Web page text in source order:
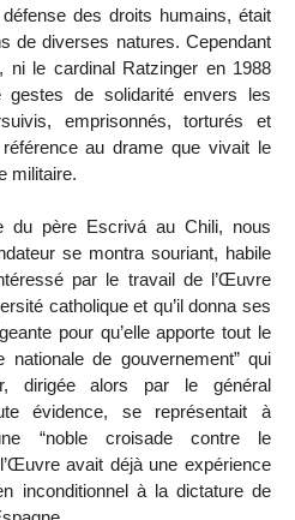
des droits humains, était
de diverses natures. Cependant
ni le cardinal Ratzinger en 1988
gestes de solidarité envers les
emprisonnés, torturés et
au drame que vivait le
militaire.
du père Escrivá au Chili, nous
se montra souriant, habile
par le travail de l’Œuvre
catholique et qu’il donna ses
pour qu’elle apporte tout le
de gouvernement” qui
dirigée alors par le général
évidence, se représentait à
“noble croisade contre le
avait déjà une expérience
inconditionnel à la dictature de